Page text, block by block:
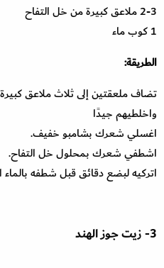
2-3 ملاعق كبيرة من خل التفاح
1 كوب ماء
الطريقة:
تضاف ملعقتين إلى ثلاث ملاعق
واخلطيهم جيدًا
اغسلي شعرك بشامبو خفيف.
اشطفي شعرك بمحلول خل التفاح.
اتركيه لبضع دقائق قبل شطفه بالماء
3- زيت جوز الهند